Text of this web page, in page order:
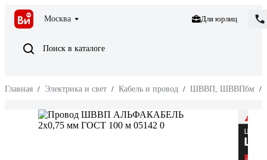
Москва Для юрлиц
Поиск в каталоге
Главная / Электрика и свет / Кабель и провод / ШВВП, ШВВПбм /